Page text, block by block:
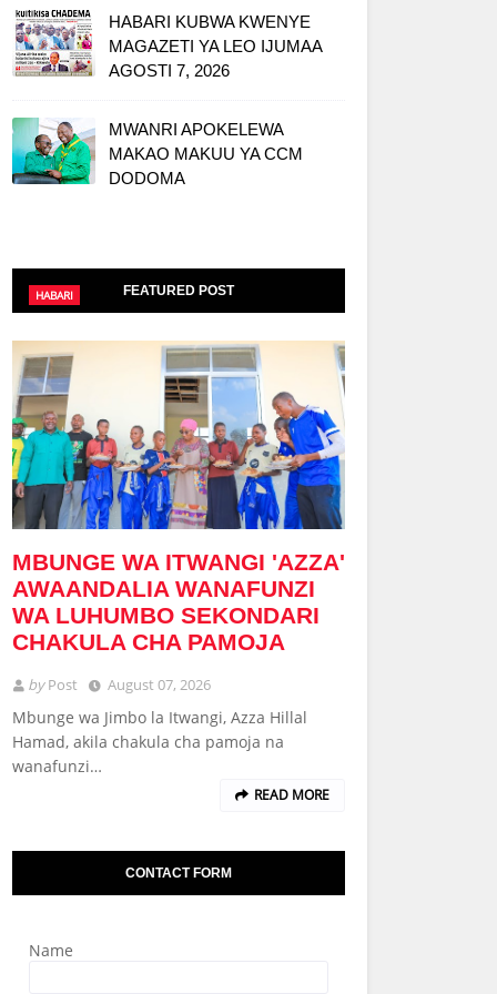
HABARI KUBWA KWENYE
MAGAZETI YA LEO IJUMAA
AGOSTI 7, 2026
MWANRI APOKELEWA
MAKAO MAKUU YA CCM
DODOMA
FEATURED POST
HABARI
MBUNGE WA ITWANGI 'AZZA'
AWAANDALIA WANAFUNZI
WA LUHUMBO SEKONDARI
CHAKULA CHA PAMOJA
byPost August 07, 2026
Mbunge wa Jimbo la Itwangi, Azza Hillal
Hamad, akila chakula cha pamoja na
wanafunzi…
READ MORE
CONTACT FORM
Name